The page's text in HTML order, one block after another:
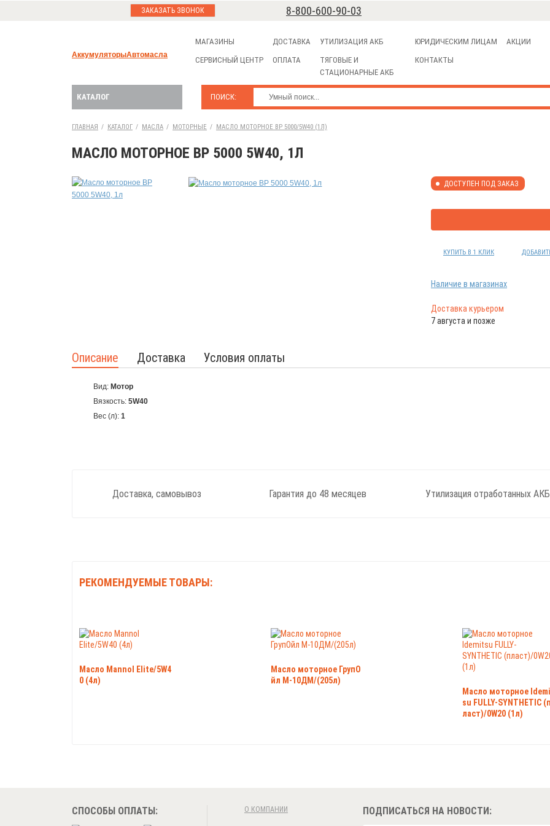
ЗАКАЗАТЬ ЗВОНОК 8-800-600-90-03
АккумуляторыАвтомасла
МАГАЗИНЫ
СЕРВИСНЫЙ ЦЕНТР
ДОСТАВКА
ОПЛАТА
УТИЛИЗАЦИЯ АКБ
ТЯГОВЫЕ И
СТАЦИОНАРНЫЕ АКБ
ЮРИДИЧЕСКИМ ЛИЦАМ
КОНТАКТЫ
АКЦИИ
ПОИСК:
КАТАЛОГ
ГЛАВНАЯ / КАТАЛОГ / МАСЛА / МОТОРНЫЕ / МАСЛО МОТОРНОЕ BP 5000/5W40 (1Л)
МАСЛО МОТОРНОЕ BP 5000 5W40, 1Л
ДОСТУПЕН ПОД ЗАКАЗ
КУПИТЬ В 1 КЛИК
Наличие в магазинах
Доставка курьером
7 августа и позже
Описание Доставка Условия оплаты
Вид: Мотор
Вязкость: 5W40
Вес (л): 1
Доставка, самовывоз Гарантия до 48 месяцев Утилизация отработанных АКБ
РЕКОМЕНДУЕМЫЕ ТОВАРЫ:
Масло Mannol Elite/5W4
0 (4л)
Масло моторное ГрупО
йл М-10ДМ/(205л)
Масло моторное
su FULLY-SYNTHETIC (п
ласт)/0W20 (1л)
СПОСОБЫ ОПЛАТЫ: О КОМПАНИИ ПОДПИСАТЬСЯ НА НОВОСТИ: